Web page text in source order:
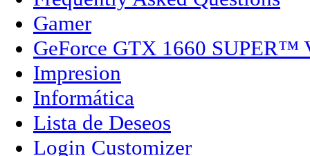
Gamer
GeForce GTX 1660 SUPER™
Impresion
Informática
Lista de Deseos
Login Customizer